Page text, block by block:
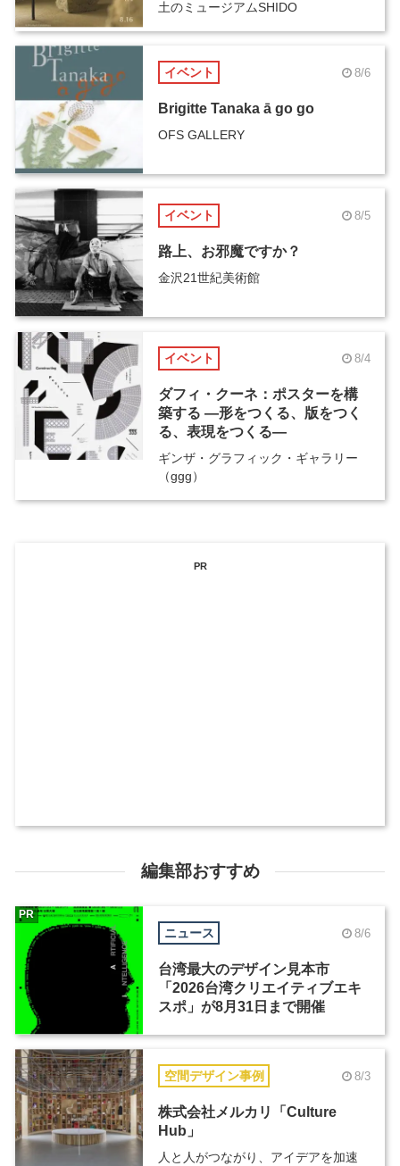
土のミュージアムSHIDO
イベント 8/6
Brigitte Tanaka ā go go
OFS GALLERY
イベント 8/5
路上、お邪魔ですか？
金沢21世紀美術館
イベント 8/4
ダフィ・クーネ：ポスターを構
築する ―形をつくる、版をつく
る、表現をつくる―
ギンザ・グラフィック・ギャラリー
（ggg）
PR
編集部おすすめ
ニュース 8/6
台湾最大のデザイン見本市
「2026台湾クリエイティブエキ
スポ」が8月31日まで開催
PR
空間デザイン事例 8/3
株式会社メルカリ「Culture
Hub」
人と人がつながり、アイデアを加速